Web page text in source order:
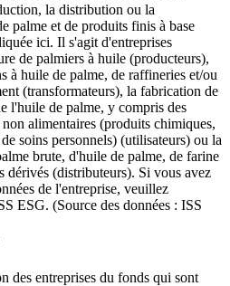
la distribution ou la
palme et de produits finis à base
ici. Il s'agit d'entreprises
de palmiers à huile (producteurs),
à huile de palme, de raffineries et/ou
(transformateurs), la fabrication de
l'huile de palme, y compris des
alimentaires (produits chimiques,
soins personnels) (utilisateurs) ou la
brute, d'huile de palme, de farine
dérivés (distributeurs). Si vous avez
de l'entreprise, veuillez
ESG. (Source des données : ISS
des entreprises du fonds qui sont